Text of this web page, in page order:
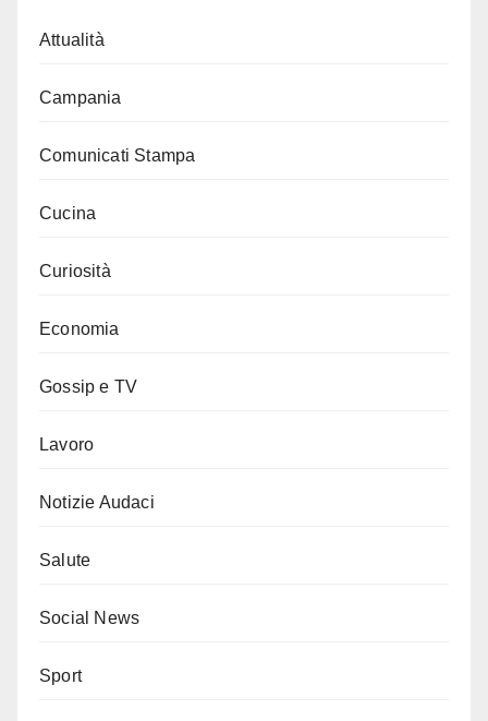
Attualità
Campania
Comunicati Stampa
Cucina
Curiosità
Economia
Gossip e TV
Lavoro
Notizie Audaci
Salute
Social News
Sport